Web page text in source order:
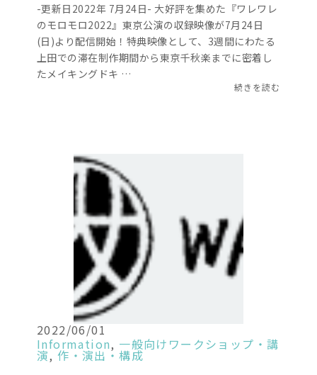
-更新日2022年 7月24日- 大好評を集めた『ワレワレ
のモロモロ2022』東京公演の収録映像が7月24日
(日)より配信開始！特典映像として、3週間にわたる
上田での滞在制作期間から東京千秋楽までに密着し
たメイキングドキ …
続きを読む
2022/06/01
Information, 一般向けワークショップ・講
演,作・演出・構成